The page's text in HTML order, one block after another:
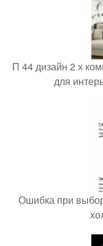
П 44 дизайн 2 х
для
Ошибка при